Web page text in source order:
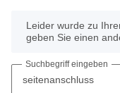
xLeider wurde zu
geben Sie einen
Suchbegriff eingeben